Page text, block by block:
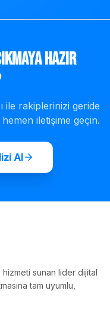
Hazır
ile rakiplerinizi geride
iletişime geçin.
Al
sunan lider dijital
tam uyumlu,